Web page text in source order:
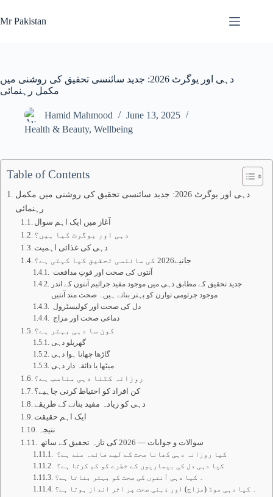
to
content
Mr Pakistan
دہی اور یوگرٹ 2026: جدید سائنسی تحقیق کی روشنی میں
مکمل رہنمائی
Hamid Mahmood
June 13, 2025
Health & Beauty, Wellbeing
Table of Contents
دہی اور یوگرٹ 2026: جدید سائنسی تحقیق کی روشنی میں مکمل
رہنمائی
آغاز میں ایک اہم سوال
دہی اور یوگرٹ کیا ہیں؟
دہی کی غذائی اہمیت
جانیے2026 کی سائنسی تحقیق کیا کہتی ہے؟
آنتوں کی صحت اور قوتِ مدافعت
جدید تحقیق کے مطابق دہی میں موجود مفید جراثیم آنتوں کے اندر
موجود جرثومی توازن کو بہتر بناتے ہیں۔ صحت مند آنتیں
دل کی صحت اور کولیسٹرول
دماغی صحت اور مزاج
کون سا دہی بہتر ہے؟
گھریلو دہی
گاڑھا چھانا ہوا دہی
میٹھا یا ذائقہ دار دہی
روزانہ کتنا دہی مناسب ہے؟
کن افراد کو احتیاط کرنی چاہیے؟
دہی کو زیادہ مفید بنانے کے طریقے
ایک اہم حقیقت
نتیجہ
سوالات و جوابات — 2026 کی تازہ تحقیق کے ساتھ
کیا روزانہ دہی کھانا صحت کے لیے فائدہ مند ہے؟
کیا دہی دل کی بیماریوں کے خطرے کو کم کرتا ہے؟
۔ کیا دہی آنتوں کی صحت کو بہتر بناتا ہے؟
۔ کیا دہی موڈ (مزاج) اور ذہنی صحت پر اثر انداز ہوتا ہے؟